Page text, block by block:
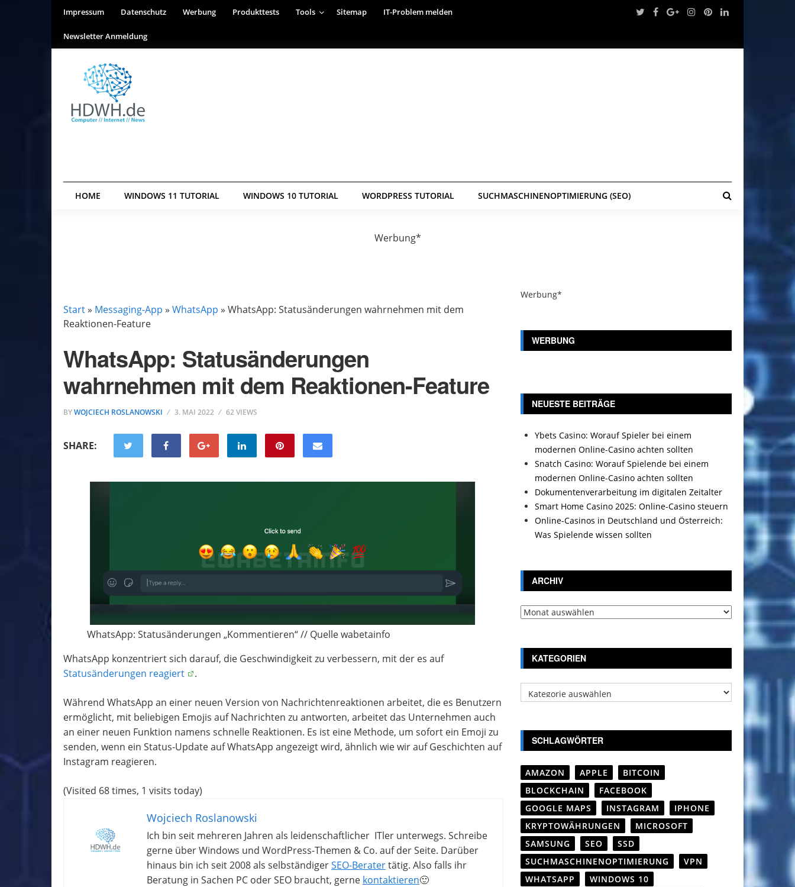
Impressum Datenschutz Werbung Produkttests Tools Sitemap IT-Problem melden
Newsletter Anmeldung
HOME WINDOWS 11 TUTORIAL WINDOWS 10 TUTORIAL WORDPRESS TUTORIAL SUCHMASCHINENOPTIMIERUNG (SEO)
Werbung*
Start» Messaging-App » WhatsApp » WhatsApp: Statusänderungen wahrnehmen mit dem
Reaktionen-Feature
WhatsApp: Statusänderungen
wahrnehmen mit dem Reaktionen-Feature
BYWOJCIECH ROSLANOWSKI 3. MAI 2022 62 VIEWS
SHARE:
WhatsApp: Statusänderungen „Kommentieren“ // Quelle wabetainfo
WhatsApp konzentriert sich darauf, die Geschwindigkeit zu verbessern, mit der es auf
Statusänderungen reagiert
.
Während WhatsApp an einer neuen Version von Nachrichtenreaktionen arbeitet, die es Benutzern
ermöglicht, mit beliebigen Emojis auf Nachrichten zu antworten, arbeitet das Unternehmen auch
an einer neuen Funktion namens schnelle Reaktionen. Es ist eine Methode, um sofort ein Emoji zu
senden, wenn ein Status-Update auf WhatsApp angezeigt wird, ähnlich wie wir auf Geschichten auf
Instagram reagieren.
(Visited 68 times, 1 visits today)
Wojciech Roslanowski
Ich bin seit mehreren Jahren als leidenschaftlicher ITler unterwegs. Schreibe
gerne über Windows und WordPress-Themen & Co. auf der Seite. Darüber
hinaus bin ich seit 2008 als selbständigerSEO-Beratertätig. Also falls ihr
Beratung in Sachen PC oder SEO braucht, gerne kontaktieren🙂
Werbung*
WERBUNG
NEUESTE BEITRÄGE
Ybets Casino: Worauf Spieler bei einem
modernen Online-Casino achten sollten
Snatch Casino: Worauf Spielende bei einem
modernen Online-Casino achten sollten
Dokumentenverarbeitung im digitalen Zeitalter
Smart Home Casino 2025: Online-Casino steuern
Online-Casinos in Deutschland und Österreich:
Was Spielende wissen sollten
ARCHIV
Archiv
KATEGORIEN
Kategorien
SCHLAGWÖRTER
AMAZON APPLE
BITCOIN
BLOCKCHAIN
FACEBOOK
GOOGLE MAPS
INSTAGRAM
IPHONE
KRYPTOWÄHRUNGEN
MICROSOFT
SAMSUNG
SEO
SSD
SUCHMASCHINENOPTIMIERUNG
VPN
WHATSAPP
WINDOWS 10